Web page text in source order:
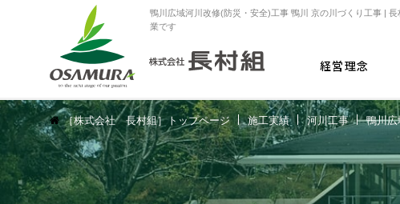
鴨川広域河川改修(防災・安全)工事 鴨川 京の川づくり工事 |
業です
経営理念
［株式会社 長村組］トップページ 施工実績 河川工事 鴨川広